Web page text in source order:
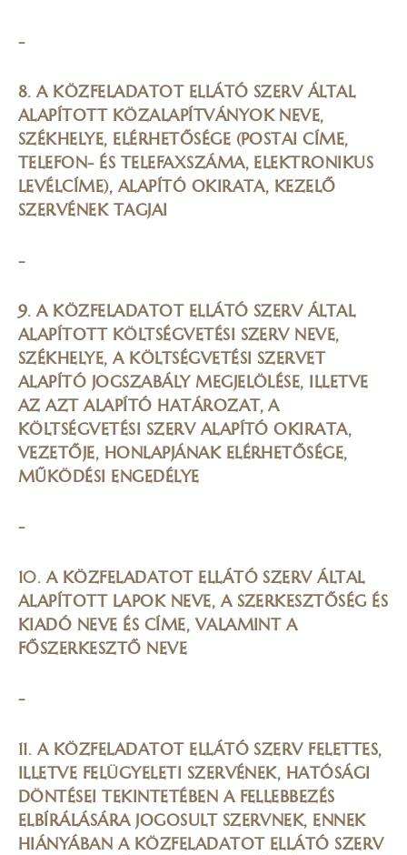
-
8. A KÖZFELADATOT ELLÁTÓ SZERV ÁLTAL
ALAPÍTOTT KÖZALAPÍTVÁNYOK NEVE,
SZÉKHELYE, ELÉRHETŐSÉGE (POSTAI CÍME,
TELEFON- ÉS TELEFAXSZÁMA, ELEKTRONIKUS
LEVÉLCÍME), ALAPÍTÓ OKIRATA, KEZELŐ
SZERVÉNEK TAGJAI
-
9. A KÖZFELADATOT ELLÁTÓ SZERV ÁLTAL
ALAPÍTOTT KÖLTSÉGVETÉSI SZERV NEVE,
SZÉKHELYE, A KÖLTSÉGVETÉSI SZERVET
ALAPÍTÓ JOGSZABÁLY MEGJELÖLÉSE, ILLETVE
AZ AZT ALAPÍTÓ HATÁROZAT, A
KÖLTSÉGVETÉSI SZERV ALAPÍTÓ OKIRATA,
VEZETŐJE, HONLAPJÁNAK ELÉRHETŐSÉGE,
MŰKÖDÉSI ENGEDÉLYE
-
10. A KÖZFELADATOT ELLÁTÓ SZERV ÁLTAL
ALAPÍTOTT LAPOK NEVE, A SZERKESZTŐSÉG ÉS
KIADÓ NEVE ÉS CÍME, VALAMINT A
FŐSZERKESZTŐ NEVE
-
11. A KÖZFELADATOT ELLÁTÓ SZERV FELETTES,
ILLETVE FELÜGYELETI SZERVÉNEK, HATÓSÁGI
DÖNTÉSEI TEKINTETÉBEN A FELLEBBEZÉS
ELBÍRÁLÁSÁRA JOGOSULT SZERVNEK, ENNEK
HIÁNYÁBAN A KÖZFELADATOT ELLÁTÓ SZERV